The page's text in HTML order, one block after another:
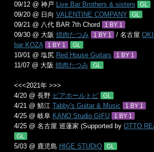
09/12 @ 神戸 Live Bar Brothers & sisters GL
09/20 @ 日向 VALENTINE COMPANY GL
09/21 @ 八代 BAR 7th Chord 1 BY 1
09/30 @ 大阪 焼肉たつみ 1 BY 1 / 名古屋
bar KOZA
1 BY 1 GL
10/01 @ 塩尻 Red House Guitars 1 BY 1
11/07 @ 大阪 焼肉たつみ GL
<<<2021年 >>>
4/20 @ 長野 ビアホールトピ GL
4/21 @ 鯖江 Tabby's Guitar & Music 1 BY 1
4/25 @ 岐阜 KANO Studio GIFU 1 BY 1
4/25 @ 名古屋 巡蓮家 (Supported by OTTO
GL
5/03 @ 鹿児島 HIGE STUDIO GL